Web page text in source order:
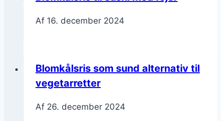
Af 16. december 2024
Blomkålsris som sund alternativ til
vegetarretter
Af 26. december 2024